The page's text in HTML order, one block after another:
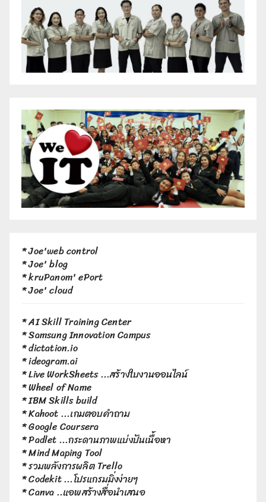
*Joe'web control
*Joe' blog
*kruPanom' ePort
*Joe' cloud
*AI Skill Training Center
*Samsung Innovation Campus
*dictation.io
*ideogram.ai
*Live WorkSheets...สร้างใบงานออนไลน์
*Wheel of Name
*IBM Skills build
*Kahoot...เกมตอบคำถาม
*Google Coursera
*Padlet...กระดานภาพแบ่งปันเนื้อหา
*Mind Maping Tool
*รวมพลังการผลิต Trello
*Codekit...โปรแกรมมิ่งง่ายๆ
*Canva..แอพสร้างสื่อนำเสนอ